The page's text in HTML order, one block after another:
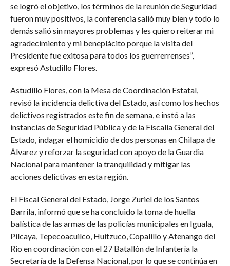
se logró el objetivo, los términos de la reunión de Seguridad
fueron muy positivos, la conferencia salió muy bien y todo lo
demás salió sin mayores problemas y les quiero reiterar mi
agradecimiento y mi beneplácito porque la visita del
Presidente fue exitosa para todos los guerrerrenses”,
expresó Astudillo Flores.
Astudillo Flores, con la Mesa de Coordinación Estatal,
revisó la incidencia delictiva del Estado, así como los hechos
delictivos registrados este fin de semana, e instó a las
instancias de Seguridad Pública y de la Fiscalía General del
Estado, indagar el homicidio de dos personas en Chilapa de
Álvarez y reforzar la seguridad con apoyo de la Guardia
Nacional para mantener la tranquilidad y mitigar las
acciones delictivas en esta región.
El Fiscal General del Estado, Jorge Zuriel de los Santos
Barrila, informó que se ha concluido la toma de huella
balística de las armas de las policías municipales en Iguala,
Pilcaya, Tepecoacuilco, Huitzuco, Copalillo y Atenango del
Río en coordinación con el 27 Batallón de Infantería la
Secretaría de la Defensa Nacional, por lo que se continúa en